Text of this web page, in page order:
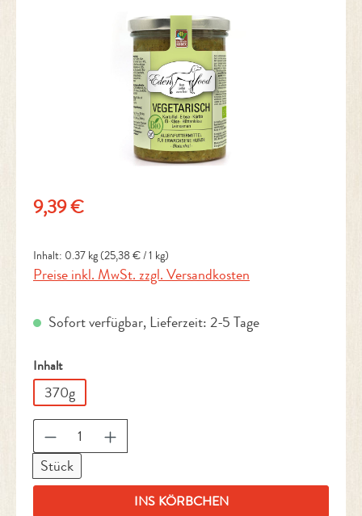
Regulärer Preis:
9,39 €
Inhalt: 0.37 kg(25,38 € / 1 kg)
Preise inkl. MwSt. zzgl. Versandkosten
Sofort verfügbar, Lieferzeit: 2-5 Tage
Inhaltauswählen
370g
Produkt Anzahl: Gib den gewünschten Wert
Stück
INS KÖRBCHEN